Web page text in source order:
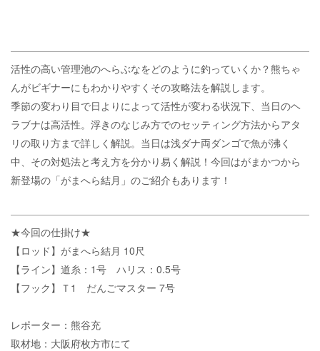
活性の高い管理池のへらぶなをどのように釣っていくか？熊ちゃ
んがビギナーにもわかりやすくその攻略法を解説します。
季節の変わり目で日よりによって活性が変わる状況下、当日のヘ
ラブナは高活性。浮きのなじみ方でのセッティング方法からアタ
リの取り方まで詳しく解説。当日は浅ダナ両ダンゴで魚が沸く
中、その対処法と考え方を分かり易く解説！今回はがまかつから
新登場の「がまへら結月」のご紹介もあります！
★今回の仕掛け★
【ロッド】がまへら結月 10尺
【ライン】道糸：1号 ハリス：0.5号
【フック】Ｔ1 だんごマスター 7号
レポーター：熊谷充
取材地：大阪府枚方市にて